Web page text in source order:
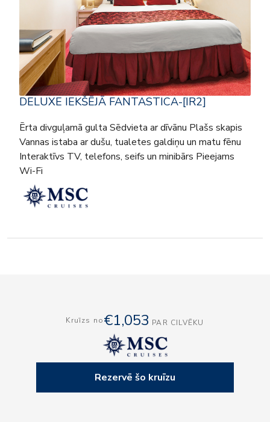
DELUXE IEKŠĒJĀ FANTASTICA-[IR2]
Ērta divguļamā gulta Sēdvieta ar dīvānu Plašs skapis
Vannas istaba ar dušu, tualetes galdiņu un matu fēnu
Interaktīvs TV, telefons, seifs un minibārs Pieejams
Wi-Fi
Kruīzs no€1,053 PAR CILVĒKU
Rezervē šo kruīzu